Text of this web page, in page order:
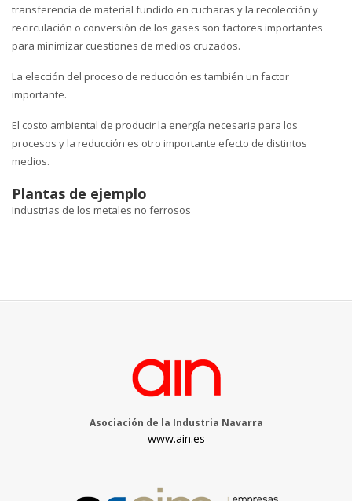
transferencia de material fundido en cucharas y la recolección y
recirculación o conversión de los gases son factores importantes
para minimizar cuestiones de medios cruzados.
La elección del proceso de reducción es también un factor
importante.
El costo ambiental de producir la energía necesaria para los
procesos y la reducción es otro importante efecto de distintos
medios.
Plantas de ejemplo
Industrias de los metales no ferrosos
Asociación de la Industria Navarra
www.ain.es